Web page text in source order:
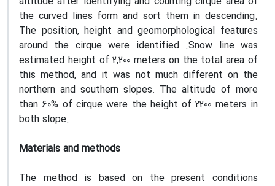
the curved lines form and sort them in descending.
The position, height and geomorphological features
around the cirque were identified.Snow line was
estimated height of 2,200 meters on the total area of
this method, and it was not much different on the
northern and southern slopes. The altitude of more
than 60% of cirque were the height of 2200 meters in
both slope.
Materials and methods
The method is based on the present conditions